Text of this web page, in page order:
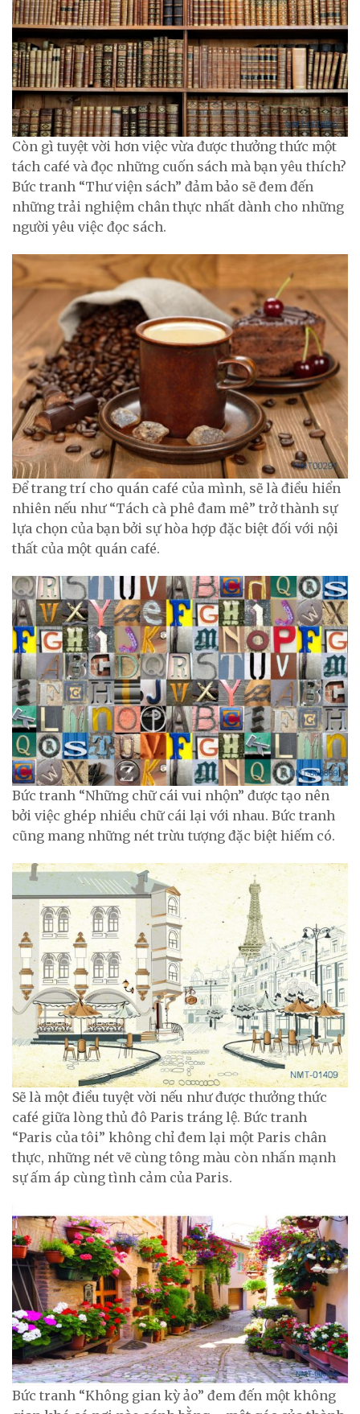
Còn gì tuyệt vời hơn việc vừa được thưởng thức một
tách café và đọc những cuốn sách mà bạn yêu thích?
Bức tranh “Thư viện sách” đảm bảo sẽ đem đến
những trải nghiệm chân thực nhất dành cho những
người yêu việc đọc sách.
Để trang trí cho quán café của mình, sẽ là điều hiển
nhiên nếu như “Tách cà phê đam mê” trở thành sự
lựa chọn của bạn bởi sự hòa hợp đặc biệt đối với nội
thất của một quán café.
Bức tranh “Những chữ cái vui nhộn” được tạo nên
bởi việc ghép nhiều chữ cái lại với nhau. Bức tranh
cũng mang những nét trừu tượng đặc biệt hiếm có.
Sẽ là một điều tuyệt vời nếu như được thưởng thức
café giữa lòng thủ đô Paris tráng lệ. Bức tranh
“Paris của tôi” không chỉ đem lại một Paris chân
thực, những nét vẽ cùng tông màu còn nhấn mạnh
sự ấm áp cùng tình cảm của Paris.
Bức tranh “Không gian kỳ ảo” đem đến một không